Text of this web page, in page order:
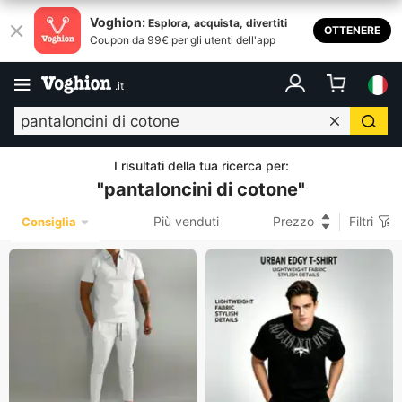
Voghion: Esplora, acquista, divertiti
Coupon da 99€ per gli utenti dell'app
OTTENERE
.it
I risultati della tua ricerca per:
"pantaloncini di cotone"
Consiglia Più venduti Prezzo Filtri